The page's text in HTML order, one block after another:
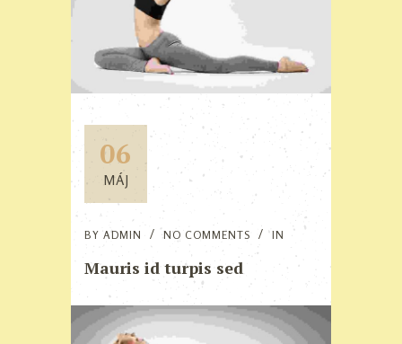
06
MÁJ
BY ADMIN NO COMMENTS IN
Mauris id turpis sed